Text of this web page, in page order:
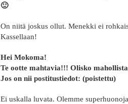
🙂
On niitä joskus ollut. Menekki ei
Kassellaan!
Hei Mokoma!
Te ootte mahtavia!!! Olisko
Jos on nii postitustiedot: (poistettu)
Ei uskalla luvata. Olemme